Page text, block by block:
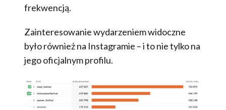
frekwencją.
Zainteresowanie wydarzeniem widoczne
było również na Instagramie – i to nie tylko na
jego oficjalnym profilu.